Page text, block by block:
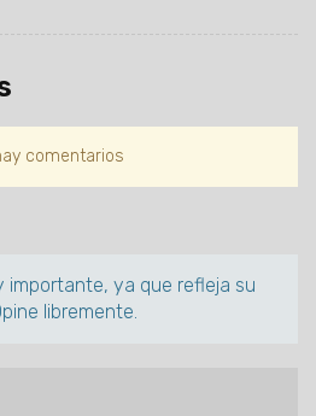
comentarios
importante, ya que refleja su
libremente.